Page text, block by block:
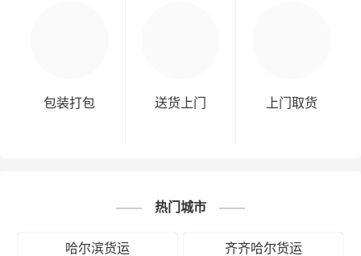
包装打包 送货上门 上门取货
热门城市
哈尔滨货运 齐齐哈尔货运